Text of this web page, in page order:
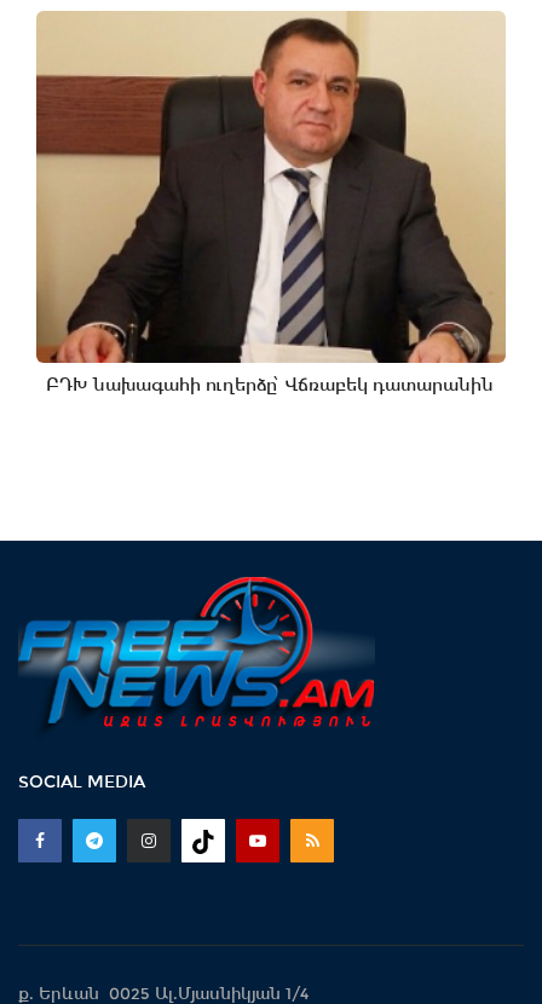
ԲԴԽ նախագահի ուղերձը՝ Վճռաբեկ դատարանին
SOCIAL MEDIA
ք. Երևան 0025 Ալ.Մյասնիկյան 1/4